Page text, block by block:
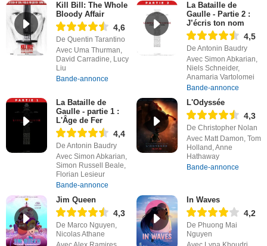
Kill Bill: The Whole
Bloody Affair
4,6
De Quentin Tarantino
Avec Uma Thurman,
David Carradine, Lucy
Liu
Bande-annonce
La Bataille de
Gaulle - Partie 2 :
J’écris ton nom
4,5
De Antonin Baudry
Avec Simon Abkarian,
Niels Schneider,
Anamaria Vartolomei
Bande-annonce
La Bataille de
Gaulle - partie 1 :
L'Âge de Fer
4,4
De Antonin Baudry
Avec Simon Abkarian,
Simon Russell Beale,
Florian Lesieur
Bande-annonce
L'Odyssée
4,3
De Christopher Nolan
Avec Matt Damon, Tom
Holland, Anne
Hathaway
Bande-annonce
Jim Queen
4,3
De Marco Nguyen,
Nicolas Athane
In Waves
4,2
De Phuong Mai
Nguyen